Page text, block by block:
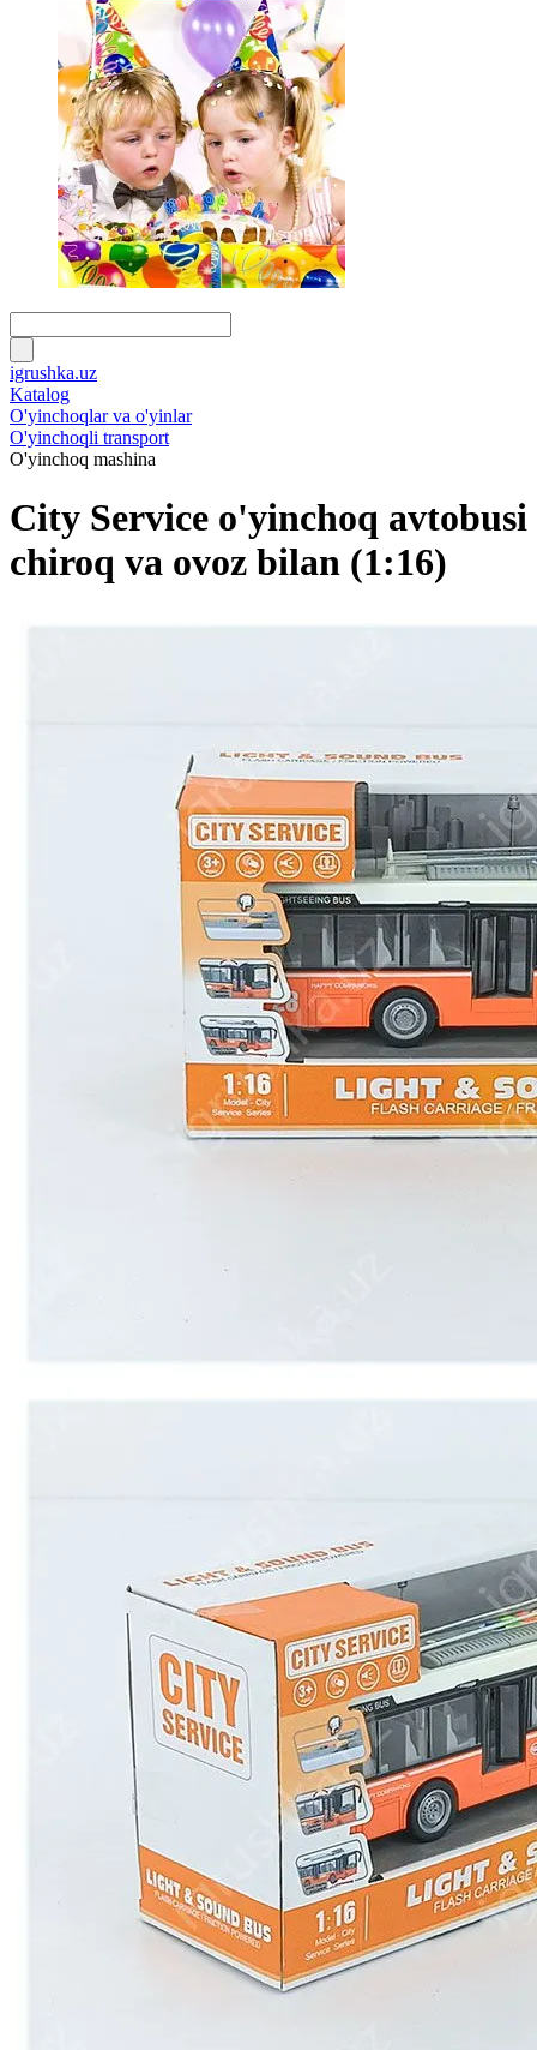
igrushka.uz
Katalog
O'yinchoqlar va o'yinlar
O'yinchoqli transport
O'yinchoq mashina
City Service o'yinchoq avtobusi
chiroq va ovoz bilan (1:16)